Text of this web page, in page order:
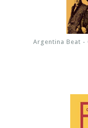
Argentina Beat -